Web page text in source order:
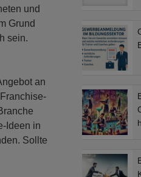
und
Grund
sein.
an
Ideen in
Sollte